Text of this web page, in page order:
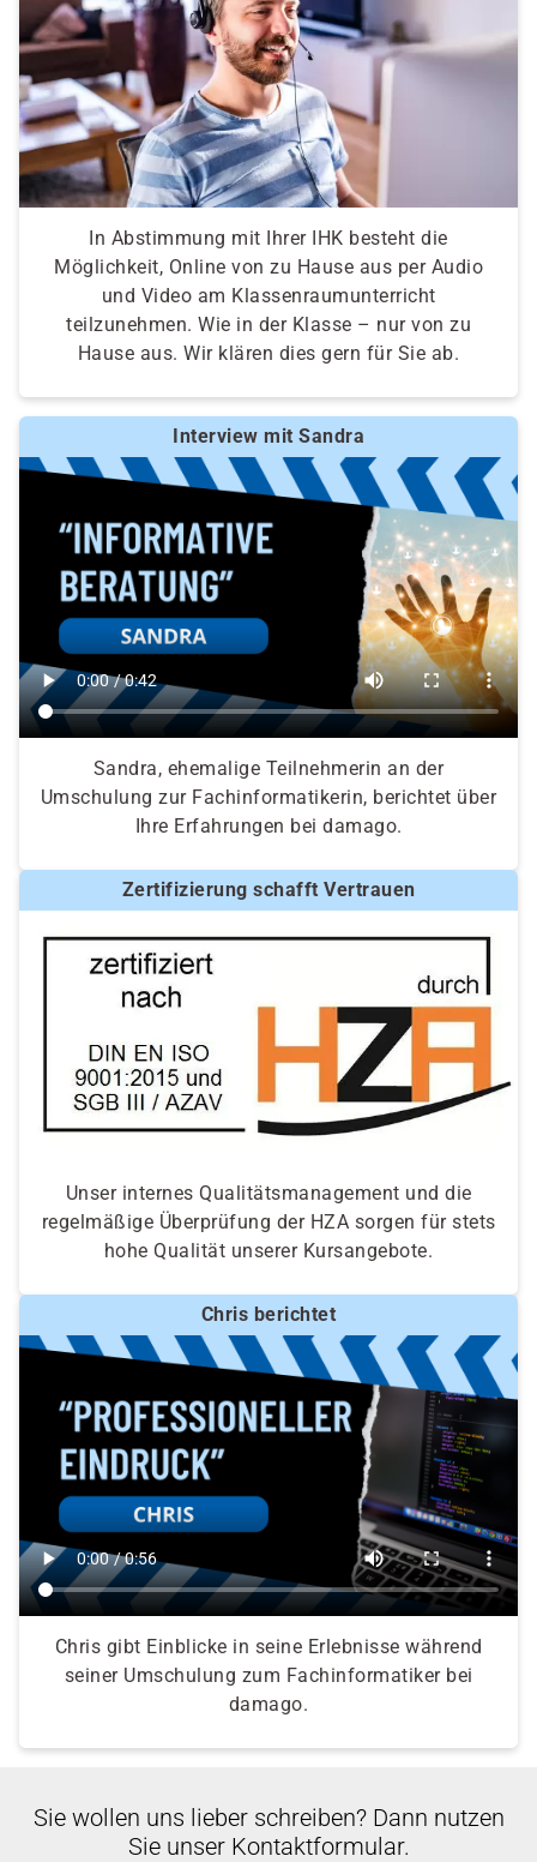
Fremdeinschätzung zu den Berufsfeldern,
Auswertung und Erstellung eines Profils
In Abstimmung mit Ihrer IHK besteht die
Möglichkeit, Online von zu Hause aus per Audio
und Video am Klassenraumunterricht
teilzunehmen. Wie in der Klasse – nur von zu
Hause aus. Wir klären dies gern für Sie ab.
Interview mit Sandra
Sandra, ehemalige Teilnehmerin an der
Umschulung zur Fachinformatikerin, berichtet über
Ihre Erfahrungen bei damago.
Zertifizierung schafft Vertrauen
Unser internes Qualitätsmanagement und die
regelmäßige Überprüfung der HZA sorgen für stets
hohe Qualität unserer Kursangebote.
Chris berichtet
Chris gibt Einblicke in seine Erlebnisse während
seiner Umschulung zum Fachinformatiker bei
damago.
Sie wollen uns lieber schreiben? Dann nutzen
Sie unser Kontaktformular.